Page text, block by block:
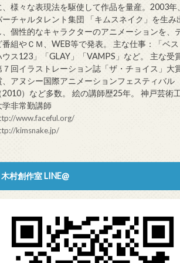
、様々な表現法を駆使して作品を量産。2003年、
ーチャルタレント集団 「キムスネイク」を生み
、個性的なキャラクターのアニメーションを、
番組やＣＭ、WEB等で発表。 主な仕事：「ベス
ウス123」「GLAY」「VAMPS」など。 主な受
７回イラストレーション誌「ザ・チョイス」大
、アヌシー国際アニメーションフェスティバル
2010）など多数。 絵の講師歴25年。 神戸芸術
学非常勤講師
www.faceful.org/
kimsnake.jp/
木村創作室 LINE@